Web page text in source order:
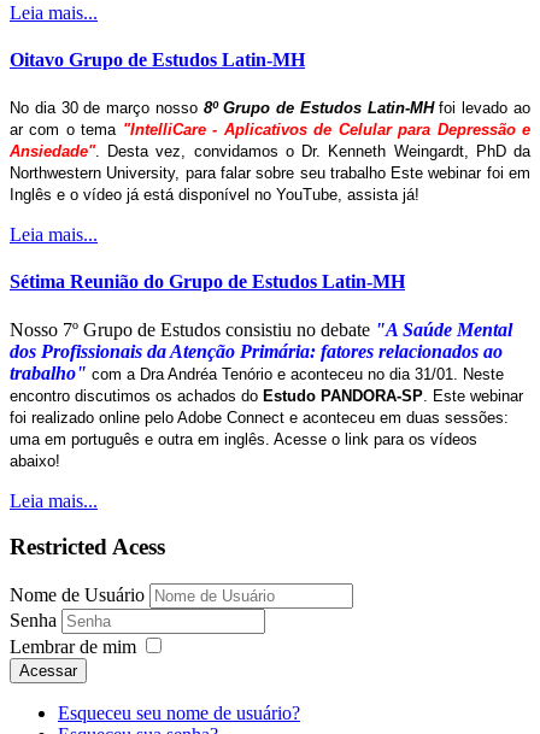
Leia mais...
Oitavo Grupo de Estudos Latin-MH
No dia 30 de março nosso 8º Grupo de Estudos Latin-MHfoi levado ao
ar com o tema "IntelliCare - Aplicativos de Celular para Depressão e
Ansiedade". Desta vez, convidamos o Dr. Kenneth Weingardt, PhD da
Northwestern University, para falar sobre seu trabalho Este webinar foi em
Inglês e o vídeo já está disponível no YouTube, assista já!
Leia mais...
Sétima Reunião do Grupo de Estudos Latin-MH
Nosso 7º Grupo de Estudos consistiu no debate "A Saúde Mental
dos Profissionais da Atenção Primária: fatores relacionados ao
trabalho" com a Dra Andréa Tenório e aconteceu no dia 31/01. Neste
encontro discutimos os achados do Estudo PANDORA-SP . Este webinar
foi realizado online pelo Adobe Connect e aconteceu em duas sessões:
uma em português e outra em inglês. Acesse o link para os vídeos
abaixo!
Leia mais...
Restricted Acess
Nome de Usuário
Senha
Lembrar de mim
Acessar
Esqueceu seu nome de usuário?